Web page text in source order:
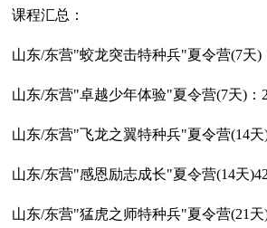
课程汇总：
山东/东营"蛟龙突击特种兵"夏令营(7天)
山东/东营"卓越少年体验"夏令营(7天)：
山东/东营"飞龙之翼特种兵"夏令营(14天
山东/东营"感恩励志成长"夏令营(14天
山东/东营"猛虎之师特种兵"夏令营(21天